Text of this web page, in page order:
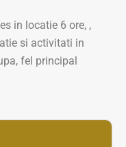
in locatie 6 ore, ,
si activitati in
fel principal